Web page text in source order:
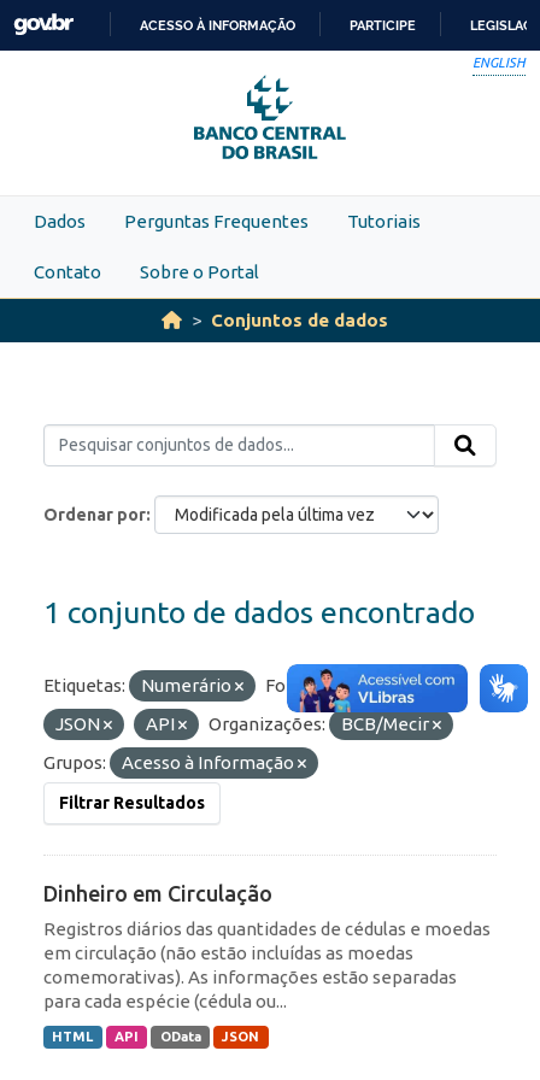
Skip to main content
PARA
O
CONTEÚDO
ACESSO À INFORMAÇÃO PARTICIPE
ENGLISH
Dados Perguntas Frequentes Tutoriais
Contato Sobre o Portal
Conjuntos de dados
Ordenar por
1 conjunto de dados encontrado
Etiquetas: Numerário Formatos:
OData
JSON
API Organizações:
BCB/Mecir
Grupos:
Acesso à Informação
Filtrar Resultados
Dinheiro em Circulação
Registros diários das quantidades de cédulas e moedas
em circulação (não estão incluídas as moedas
comemorativas). As informações estão separadas
para cada espécie (cédula ou...
HTML API OData JSON